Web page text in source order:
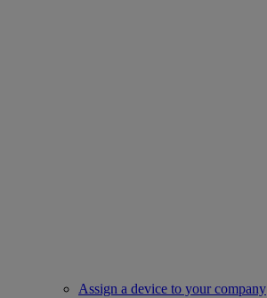
Assign a device to your company